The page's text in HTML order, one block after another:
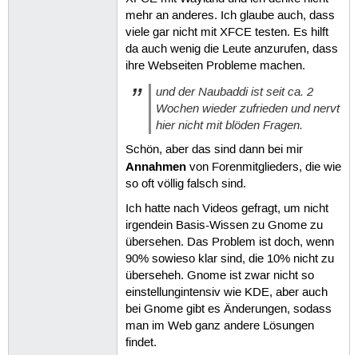
mehr an anderes. Ich glaube auch, dass
viele gar nicht mit XFCE testen. Es hilft
da auch wenig die Leute anzurufen, dass
ihre Webseiten Probleme machen.
und der Naubaddi ist seit ca. 2
Wochen wieder zufrieden und nervt
hier nicht mit blöden Fragen.
Schön, aber das sind dann bei mir
Annahmenvon Forenmitglieders, die wie
so oft völlig falsch sind.
Ich hatte nach Videos gefragt, um nicht
irgendein Basis-Wissen zu Gnome zu
übersehen. Das Problem ist doch, wenn
90% sowieso klar sind, die 10% nicht zu
überseheh. Gnome ist zwar nicht so
einstellungintensiv wie KDE, aber auch
bei Gnome gibt es Änderungen, sodass
man im Web ganz andere Lösungen
findet.